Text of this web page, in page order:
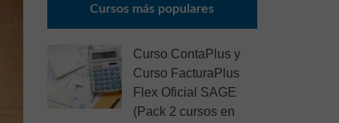
Cursos más populares
Curso ContaPlus y
Curso FacturaPlus
Flex Oficial SAGE
(Pack 2 cursos en